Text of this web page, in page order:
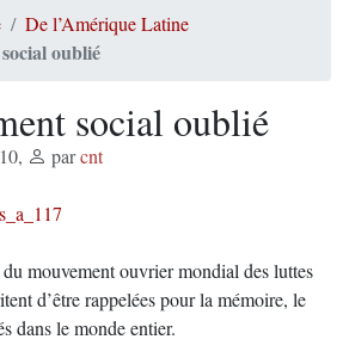
De l’Amérique Latine
oublié
social oublié
, parcnt
mouvement ouvrier mondial des luttes
d’être rappelées pour la mémoire, le
dans le monde entier.